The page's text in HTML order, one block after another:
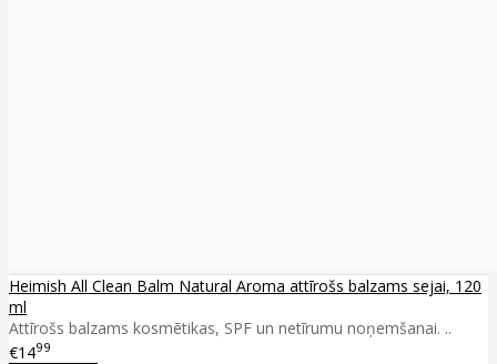
Heimish All Clean Balm Natural Aroma attīrošs balzams sejai, 120
ml
Attīrošs balzams kosmētikas, SPF un netīrumu noņemšanai. ..
€1499